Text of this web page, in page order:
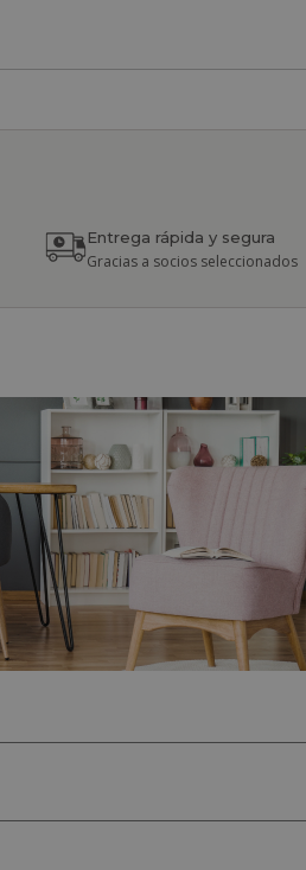
Entrega rápida y segura
Gracias a socios seleccionados